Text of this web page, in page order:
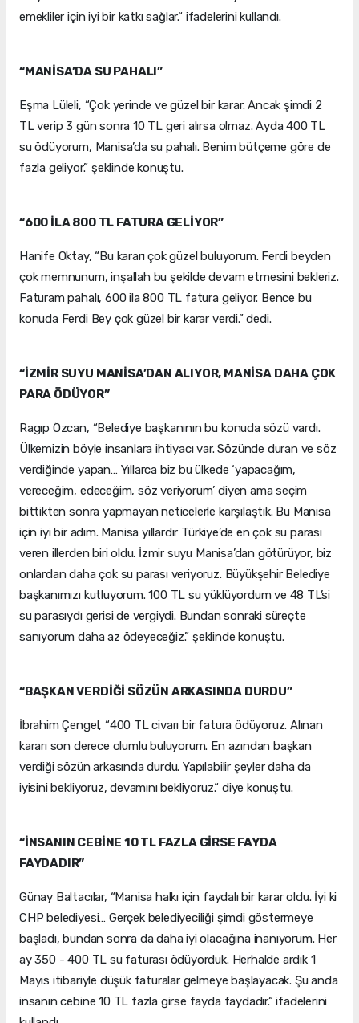
emekliler için iyi bir katkı sağlar.“ ifadelerini kullandı.
“MANİSA’DA SU PAHALI”
Eşma Lüleli, “Çok yerinde ve güzel bir karar. Ancak şimdi 2
TL verip 3 gün sonra 10 TL geri alırsa olmaz. Ayda 400 TL
su ödüyorum, Manisa’da su pahalı. Benim bütçeme göre de
fazla geliyor.” şeklinde konuştu.
“600 İLA 800 TL FATURA GELİYOR”
Hanife Oktay, “Bu kararı çok güzel buluyorum. Ferdi beyden
çok memnunum, inşallah bu şekilde devam etmesini bekleriz.
Faturam pahalı, 600 ila 800 TL fatura geliyor. Bence bu
konuda Ferdi Bey çok güzel bir karar verdi.” dedi.
“İZMİR SUYU MANİSA’DAN ALIYOR, MANİSA DAHA ÇOK
PARA ÖDÜYOR”
Ragıp Özcan, “Belediye başkanının bu konuda sözü vardı.
Ülkemizin böyle insanlara ihtiyacı var. Sözünde duran ve söz
verdiğinde yapan… Yıllarca biz bu ülkede ‘yapacağım,
vereceğim, edeceğim, söz veriyorum’ diyen ama seçim
bittikten sonra yapmayan neticelerle karşılaştık. Bu Manisa
için iyi bir adım. Manisa yıllardır Türkiye’de en çok su parası
veren illerden biri oldu. İzmir suyu Manisa’dan götürüyor, biz
onlardan daha çok su parası veriyoruz. Büyükşehir Belediye
başkanımızı kutluyorum. 100 TL su yüklüyordum ve 48 TL’si
su parasıydı gerisi de vergiydi. Bundan sonraki süreçte
sanıyorum daha az ödeyeceğiz.” şeklinde konuştu.
“BAŞKAN VERDİĞİ SÖZÜN ARKASINDA DURDU”
İbrahim Çengel, “400 TL civarı bir fatura ödüyoruz. Alınan
kararı son derece olumlu buluyorum. En azından başkan
verdiği sözün arkasında durdu. Yapılabilir şeyler daha da
iyisini bekliyoruz, devamını bekliyoruz.“ diye konuştu.
“İNSANIN CEBİNE 10 TL FAZLA GİRSE FAYDA
FAYDADIR”
Günay Baltacılar, “Manisa halkı için faydalı bir karar oldu. İyi ki
CHP belediyesi… Gerçek belediyeciliği şimdi göstermeye
başladı, bundan sonra da daha iyi olacağına inanıyorum. Her
ay 350 - 400 TL su faturası ödüyorduk. Herhalde ardık 1
Mayıs itibariyle düşük faturalar gelmeye başlayacak. Şu anda
insanın cebine 10 TL fazla girse fayda faydadır.“ ifadelerini